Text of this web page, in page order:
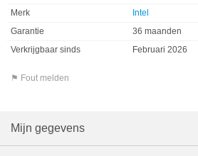
Merk
Intel
Garantie
36 maanden
Verkrijgbaar sinds
Februari 2026
⚑ Fout melden
Mijn gegevens